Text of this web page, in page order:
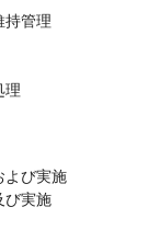
管理
理
び実施
び実施